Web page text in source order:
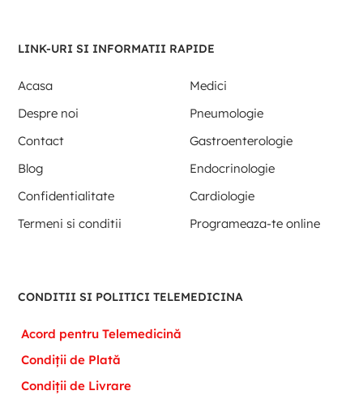
LINK-URI SI INFORMATII RAPIDE
Acasa
Medici
Despre noi
Pneumologie
Contact
Gastroenterologie
Blog
Endocrinologie
Confidentialitate
Cardiologie
Termeni si conditii
Programeaza-te online
CONDITII SI POLITICI TELEMEDICINA
Acord pentru Telemedicină
Condiții de Plată
Condiții de Livrare